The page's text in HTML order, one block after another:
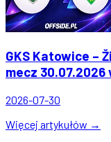
GKS Katowice –
mecz
2026-07-30
Więcej artykułów →